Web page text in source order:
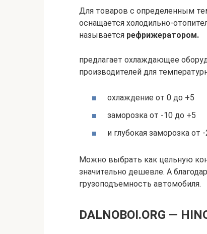
Для товаров с определенным
оснащается холодильно-
называется рефрижератором.
предлагает охлаждающее
производителей для
охлаждение от 0 до +5
заморозка от -10 до +5
и глубокая заморозка от
Можно выбрать как цельную
значительно дешевле. А
грузоподъемность автомобиля.
DALNOBOI.ORG —